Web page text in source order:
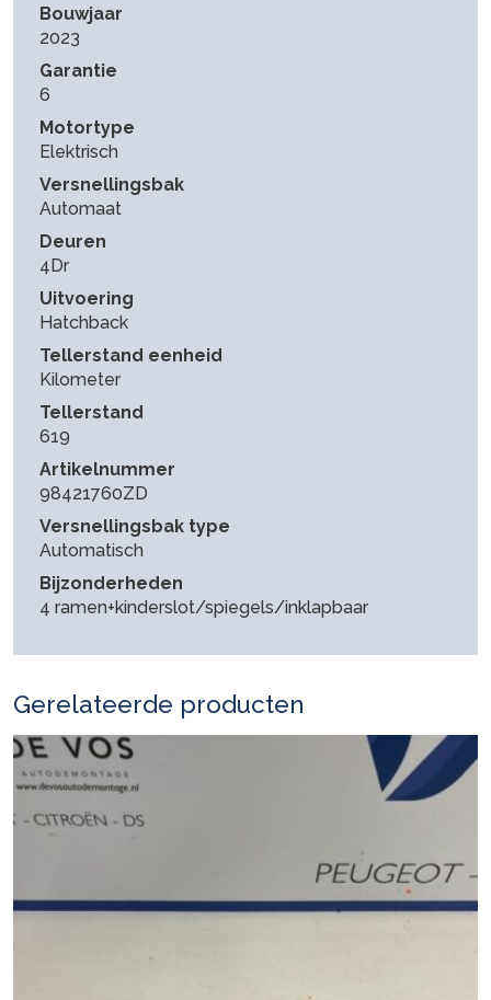
Bouwjaar
2023
Garantie
6
Motortype
Elektrisch
Versnellingsbak
Automaat
Deuren
4Dr
Uitvoering
Hatchback
Tellerstand eenheid
Kilometer
Tellerstand
619
Artikelnummer
98421760ZD
Versnellingsbak type
Automatisch
Bijzonderheden
4 ramen+kinderslot/spiegels/inklapbaar
Gerelateerde producten